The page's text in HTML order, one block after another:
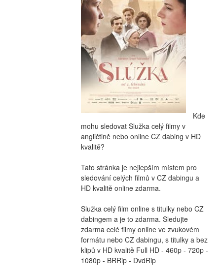
Kde
mohu sledovat Služka celý filmy v
angličtině nebo online CZ dabing v HD
kvalitě?
Tato stránka je nejlepším místem pro
sledování celých filmů v CZ dabingu a
HD kvalitě online zdarma.
Služka celý film online s titulky nebo CZ
dabingem a je to zdarma. Sledujte
zdarma celé filmy online ve zvukovém
formátu nebo CZ dabingu, s titulky a bez
klipů v HD kvalitě Full HD - 460p - 720p -
1080p - BRRip - DvdRip